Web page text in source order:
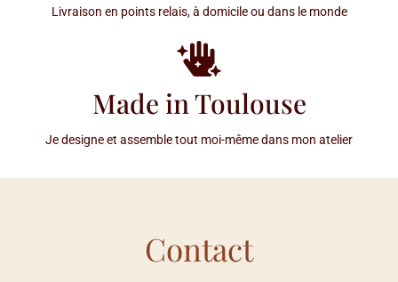
Livraison en points relais, à domicile ou dans le monde
Made in Toulouse
Je designe et assemble tout moi-même dans mon atelier
Contact